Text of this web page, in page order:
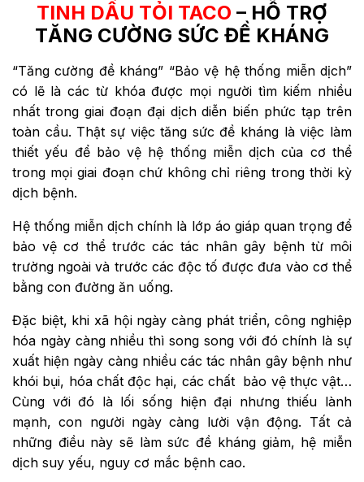
TINH DẦU TỎI TACO – HỖ TRỢ
TĂNG CƯỜNG SỨC ĐỀ KHÁNG
“Tăng cường đề kháng” “Bảo vệ hệ thống miễn dịch”
có lẽ là các từ khóa được mọi người tìm kiếm nhiều
nhất trong giai đoạn đại dịch diễn biến phức tạp trên
toàn cầu. Thật sự việc tăng sức đề kháng là việc làm
thiết yếu để bảo vệ hệ thống miễn dịch của cơ thể
trong mọi giai đoạn chứ không chỉ riêng trong thời kỳ
dịch bệnh.
Hệ thống miễn dịch chính là lớp áo giáp quan trọng để
bảo vệ cơ thể trước các tác nhân gây bệnh từ môi
trường ngoài và trước các độc tố được đưa vào cơ thể
bằng con đường ăn uống.
Đặc biệt, khi xã hội ngày càng phát triển, công nghiệp
hóa ngày càng nhiều thì song song với đó chính là sự
xuất hiện ngày càng nhiều các tác nhân gây bệnh như
khói bụi, hóa chất độc hại, các chất bảo vệ thực vật…
Cùng với đó là lối sống hiện đại nhưng thiếu lành
mạnh, con người ngày càng lười vận động. Tất cả
những điều này sẽ làm sức đề kháng giảm, hệ miễn
dịch suy yếu, nguy cơ mắc bệnh cao.